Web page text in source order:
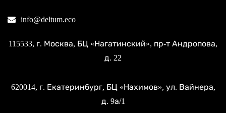
info@deltum.eco
115533, г. Москва, БЦ «Нагатинский», пр-т Андропова,
д. 22
620014, г. Екатеринбург, БЦ «Нахимов», ул. Вайнера,
д. 9а/1